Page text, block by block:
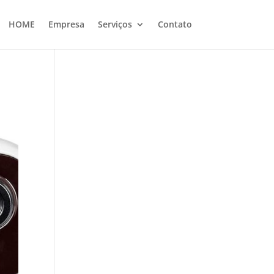
HOME Empresa Serviços Contato